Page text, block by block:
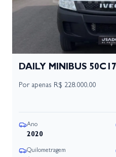
DAILY MINIBUS 50C17
Por apenas R$ 228.000,00
Ano
2020
Quilometragem